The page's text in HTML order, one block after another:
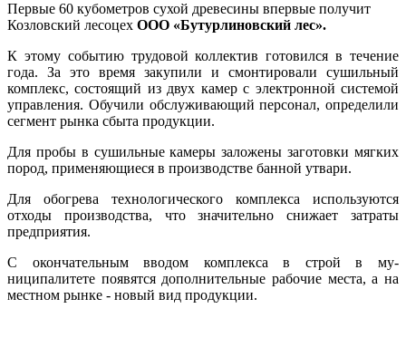
Первые 60 кубометров сухой древесины впервые получит
Козловский лесоцех ООО «Бутурлиновский лес».
К этому событию трудовой коллектив готовился в течение
года. За это время закупили и смонтировали сушильный
комплекс, состоящий из двух камер с электронной системой
управления. Обучили обслу­живающий персонал, определили
сегмент рынка сбы­та продукции.
Для пробы в сушильные камеры заложены заготов­ки мягких
пород, применяющиеся в производстве банной утвари.
Для обогрева технологического комплекса исполь­зуются
отходы производства, что значительно сни­жает затраты
предприятия.
С окончательным вводом комплекса в строй в му­
ниципалитете появятся дополнительные рабочие ме­ста, а на
местном рынке - новый вид продукции.